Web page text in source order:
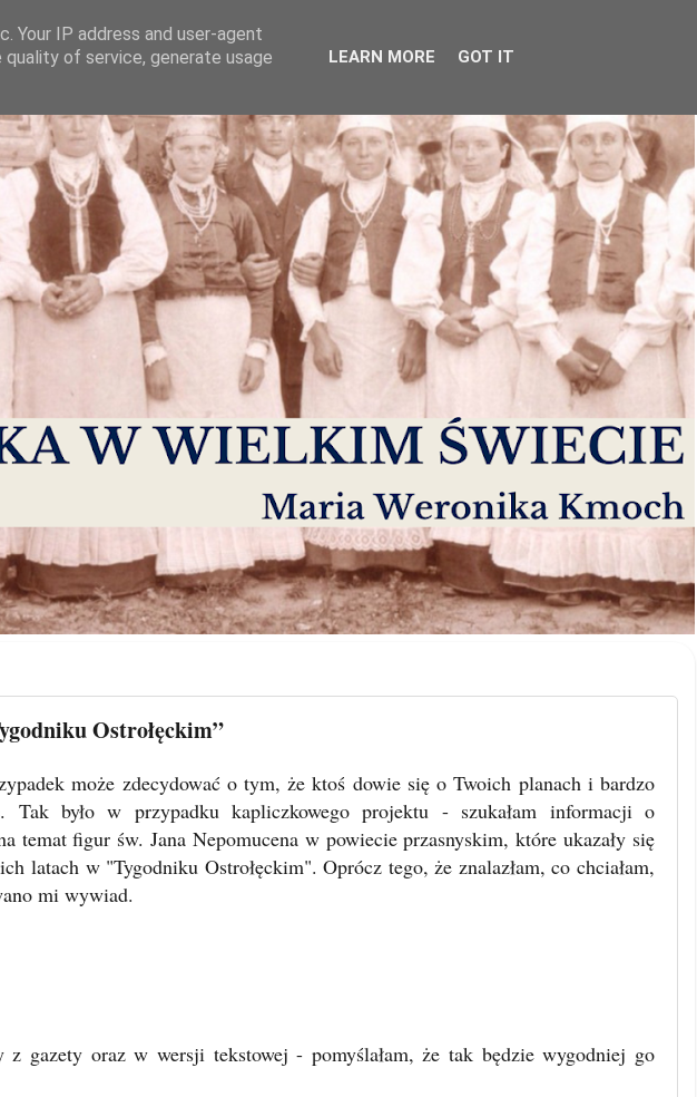
Ostrołęckim”
może zdecydować o tym, że ktoś dowie się o Twoich planach i bardzo
Tak było w przypadku kapliczkowego projektu - szukałam informacji o
temat figur św. Jana Nepomucena w powiecie przasnyskim, które ukazały się
latach w "Tygodniku Ostrołęckim". Oprócz tego, że znalazłam, co chciałam,
mi wywiad.
gazety oraz w wersji tekstowej - pomyślałam, że tak będzie wygodniej go
Your IP address and user-agent
of service, generate usage
LEARN MORE GOT IT